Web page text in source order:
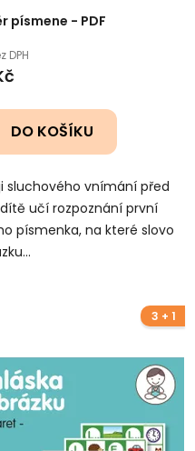
písmene - PDF
DPH
DO KOŠÍKU
sluchového vnímání před
učí rozpoznání první
písmenka, na které slovo
3 + 1